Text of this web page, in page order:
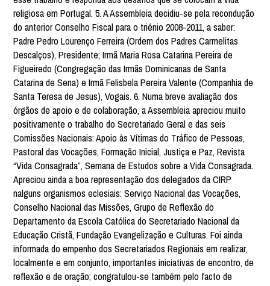
religiosa em Portugal. 5. A Assembleia decidiu-se pela recondução
do anterior Conselho Fiscal para o triénio 2008-2011, a saber:
Padre Pedro Lourenço Ferreira (Ordem dos Padres Carmelitas
Descalços), Presidente; Irmã Maria Rosa Catarina Pereira de
Figueiredo (Congregação das Irmãs Dominicanas de Santa
Catarina de Sena) e Irmã Felisbela Pereira Valente (Companhia de
Santa Teresa de Jesus), Vogais. 6. Numa breve avaliação dos
órgãos de apoio e de colaboração, a Assembleia apreciou muito
positivamente o trabalho do Secretariado Geral e das seis
Comissões Nacionais: Apoio às Vítimas do Tráfico de Pessoas,
Pastoral das Vocações, Formação Inicial, Justiça e Paz, Revista
“Vida Consagrada”, Semana de Estudos sobre a Vida Consagrada.
Apreciou ainda a boa representação dos delegados da CIRP
nalguns organismos eclesiais: Serviço Nacional das Vocações,
Conselho Nacional das Missões, Grupo de Reflexão do
Departamento da Escola Católica do Secretariado Nacional da
Educação Cristã, Fundação Evangelização e Culturas. Foi ainda
informada do empenho dos Secretariados Regionais em realizar,
localmente e em conjunto, importantes iniciativas de encontro, de
reflexão e de oração; congratulou-se também pelo facto de